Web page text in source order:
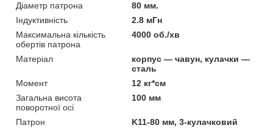
Діаметр патрона
80 мм.
Індуктивність
2.8 мГн
Максимальна кількість
обертів патрона
4000 об./хв
Матеріал
корпус — чавун, кулачки —
сталь
Момент
12 кг*см
Загальна висота
поворотної осі
100 мм
Патрон
K11-80 мм, 3-кулачковий